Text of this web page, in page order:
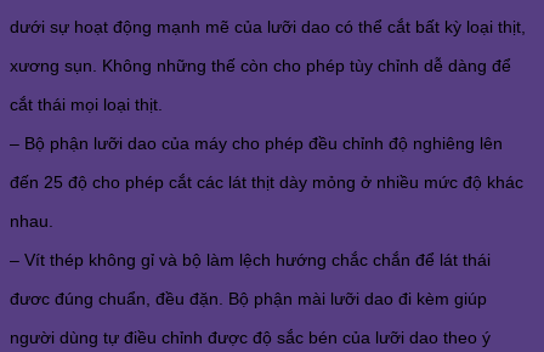
dưới sự hoạt động mạnh mẽ của lưỡi dao có thể cắt bất kỳ loại thịt,
xương sụn. Không những thế còn cho phép tùy chỉnh dễ dàng để
cắt thái mọi loại thịt.
– Bộ phận lưỡi dao của máy cho phép đều chỉnh độ nghiêng lên
đến 25 độ cho phép cắt các lát thịt dày mỏng ở nhiều mức độ khác
nhau.
– Vít thép không gỉ và bộ làm lệch hướng chắc chắn để lát thái
đươc đúng chuẩn, đều đặn. Bộ phận mài lưỡi dao đi kèm giúp
người dùng tự điều chỉnh được độ sắc bén của lưỡi dao theo ý